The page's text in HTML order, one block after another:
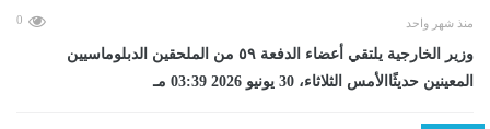
منذ شهر واحد 0
وزير الخارجية يلتقي أعضاء الدفعة ٥٩ من الملحقين الدبلوماسيين
المعينين حديثًاالأمس الثلاثاء، 30 يونيو 2026 03:39 مـ